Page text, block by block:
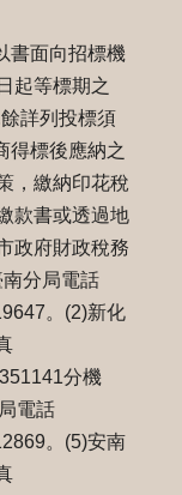
書面向招標機
起等標期之
詳列投標須
得標後應納之
，繳納印花稅
款書或透過地
政府財政稅務
分局電話
。(2)新化
分機
電話
。(5)安南